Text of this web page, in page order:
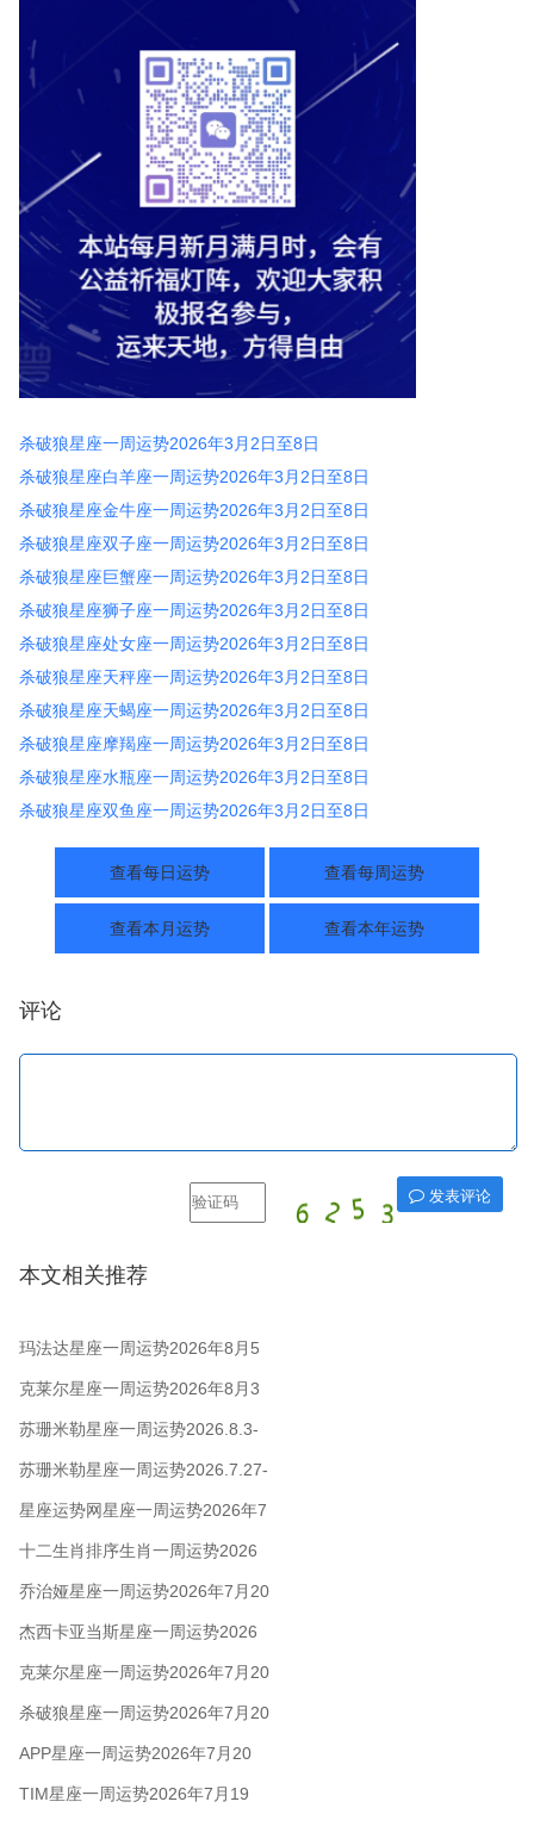
杀破狼星座一周运势2026年3月2日至8日
杀破狼星座白羊座一周运势2026年3月2日至8日
杀破狼星座金牛座一周运势2026年3月2日至8日
杀破狼星座双子座一周运势2026年3月2日至8日
杀破狼星座巨蟹座一周运势2026年3月2日至8日
杀破狼星座狮子座一周运势2026年3月2日至8日
杀破狼星座处女座一周运势2026年3月2日至8日
杀破狼星座天秤座一周运势2026年3月2日至8日
杀破狼星座天蝎座一周运势2026年3月2日至8日
杀破狼星座摩羯座一周运势2026年3月2日至8日
杀破狼星座水瓶座一周运势2026年3月2日至8日
杀破狼星座双鱼座一周运势2026年3月2日至8日
查看每日运势 查看每周运势
查看本月运势 查看本年运势
评论
发表评论
本文相关推荐
玛法达星座一周运势2026年8月5
日至11日
克莱尔星座一周运势2026年8月3
日-9日
苏珊米勒星座一周运势2026.8.3-
8.9
苏珊米勒星座一周运势2026.7.27-
8.2
星座运势网星座一周运势2026年7
月27日 - 8月2日
十二生肖排序生肖一周运势2026
年7月27日—8月2日
乔治娅星座一周运势2026年7月20
日-26日
杰西卡亚当斯星座一周运势2026
年7月20日-26日
克莱尔星座一周运势2026年7月20
日-26日
杀破狼星座一周运势2026年7月20
日-26日
APP星座一周运势2026年7月20
日-26日
TIM星座一周运势2026年7月19